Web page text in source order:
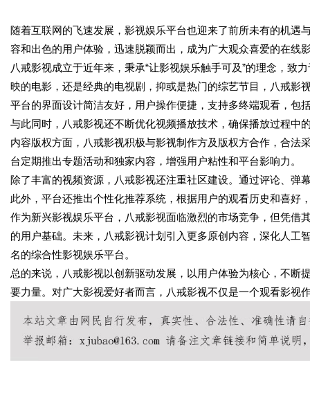
随着互联网的飞速发展，影视娱乐平台也迎来了前所未有的机
容和出色的用户体验，迅速脱颖而出，成为广大观众喜爱的在线
八戒影视成立于近年来，秉承“让影视娱乐触手可及”的理念，致
映的电影，还是经典的电视剧，抑或是热门的综艺节目，八戒影
平台的界面设计简洁友好，用户操作便捷，支持多终端观看，包
与此同时，八戒影视还不断优化视频播放技术，确保播放过程中
内容版权方面，八戒影视积极与影视制作方及版权方合作，合
台定期推出专题活动和独家内容，增强用户粘性和平台影响力。
除了丰富的视频资源，八戒影视还注重社区建设。通过评论、
此外，平台还推出个性化推荐系统，根据用户的观看历史和喜好
作为新兴影视娱乐平台，八戒影视面临激烈的市场竞争，但凭借
的用户基础。未来，八戒影视计划引入更多原创内容，深化人
名的综合性影视娱乐平台。
总的来说，八戒影视以创新驱动发展，以用户体验为核心，不
要力量。对广大影视爱好者而言，八戒影视不仅是一个观看影视